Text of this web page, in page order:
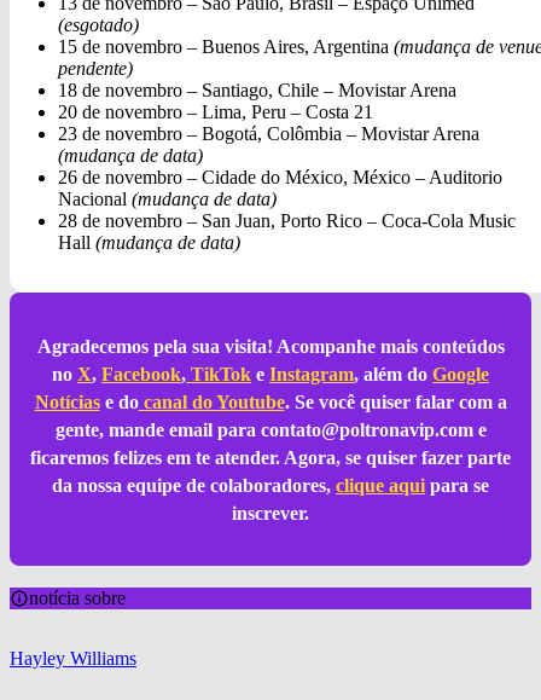
(esgotado)
15 de novembro – Buenos Aires, Argentina (mudança de
pendente)
18 de novembro – Santiago, Chile – Movistar Arena
20 de novembro – Lima, Peru – Costa 21
23 de novembro – Bogotá, Colômbia – Movistar Arena
(mudança de data)
26 de novembro – Cidade do México, México – Auditorio
Nacional (mudança de data)
28 de novembro – San Juan, Porto Rico – Coca-Cola Music
Hall (mudança de data)
Agradecemos pela sua visita! Acompanhe mais conteúdos
no X, Facebook, TikTok e Instagram, além do Google
Notíciase docanal do Youtube. Se você quiser falar com a
gente, mande email para contato@poltronavip.come
ficaremos felizes em te atender. Agora, se quiser fazer parte
da nossa equipe de colaboradores, clique aqui para se
inscrever.
notícia sobre
Hayley Williams